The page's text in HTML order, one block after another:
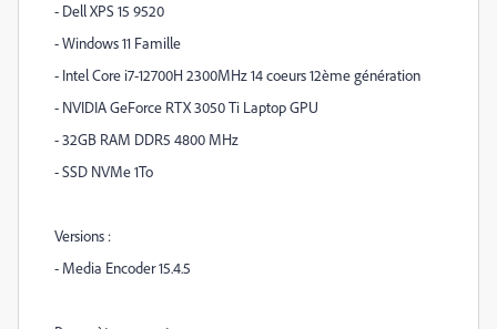
- Dell XPS 15 9520
- Windows 11 Famille
- Intel Core i7-12700H 2300MHz 14 coeurs 12ème génération
- NVIDIA GeForce RTX 3050 Ti Laptop GPU
- 32GB RAM DDR5 4800 MHz
- SSD NVMe 1To
Versions :
- Media Encoder 15.4.5